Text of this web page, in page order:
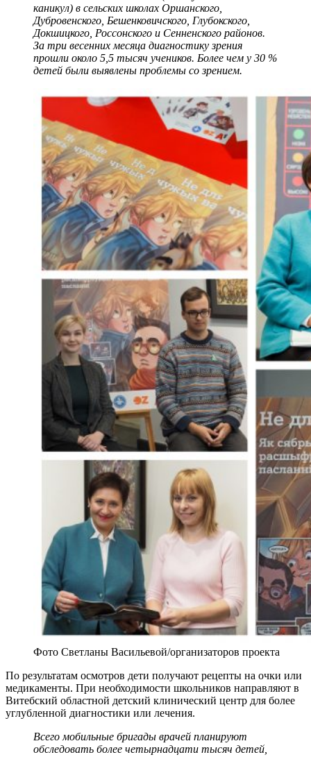
каникул) в сельских школах Оршанского,
Дубровенского, Бешенковичского, Глубокского,
Докшицкого, Россонского и Сенненского районов.
За три весенних месяца диагностику зрения
прошли около 5,5 тысяч учеников. Более чем у 30 %
детей были выявлены проблемы со зрением.
Фото Светланы Васильевой/организаторов проекта
По результатам осмотров дети получают рецепты на очки или
медикаменты. При необходимости школьников направляют в
Витебский областной детский клинический центр для более
углубленной диагностики или лечения.
Всего мобильные бригады врачей планируют
обследовать более четырнадцати тысяч детей,